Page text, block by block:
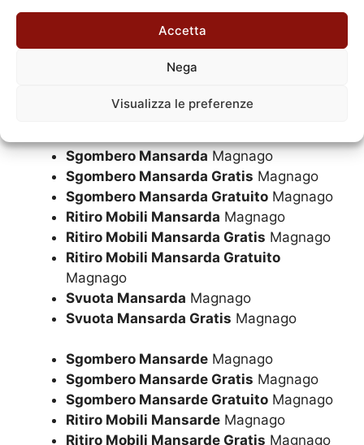
Accetta
Nega
Visualizza le preferenze
Sgombero MansardaMagnago
Sgombero Mansarda Gratis Magnago
Sgombero Mansarda Gratuito Magnago
Ritiro Mobili Mansarda Magnago
Ritiro Mobili Mansarda Gratis Magnago
Ritiro Mobili Mansarda Gratuito
Magnago
Svuota Mansarda Magnago
Svuota Mansarda Gratis Magnago
Sgombero Mansarde Magnago
Sgombero Mansarde Gratis Magnago
Sgombero Mansarde Gratuito Magnago
Ritiro Mobili Mansarde Magnago
Ritiro Mobili Mansarde Gratis Magnago